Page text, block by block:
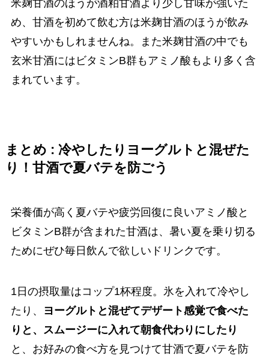
米麹甘酒のほうが酒粕甘酒より少し甘味が強いた
め、甘酒を初めて飲む方は米麹甘酒のほうが飲み
やすいかもしれませんね。また米麹甘酒の中でも
玄米甘酒にはビタミンB群もアミノ酸もより多く含
まれています。
まとめ : 冷やしたりヨーグルトと混ぜた
り！甘酒で夏バテを防ごう
栄養価が高く夏バテや疲労回復に良いアミノ酸と
ビタミンB群が含まれた甘酒は、暑い夏を乗り切る
ためにぜひ毎日飲んで欲しいドリンクです。
1日の摂取量はコップ1杯程度。氷を入れて冷やし
たり、
ヨーグルトと混ぜてデザート感覚で食べた
りと、スムージーに入れて朝食代わりにしたり
と、お好みの食べ方を見つけて甘酒で夏バテを防